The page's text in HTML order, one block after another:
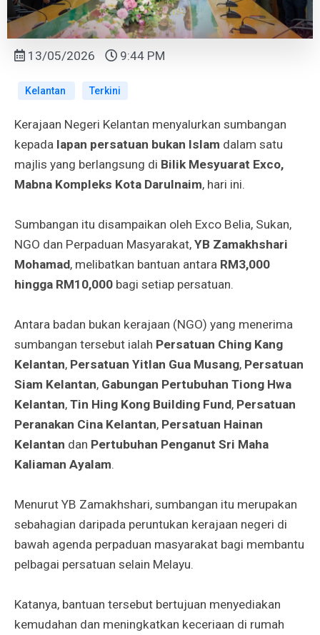
13/05/2026 9:44 PM
Kelantan Terkini
Kerajaan Negeri Kelantan menyalurkan sumbangan
kepada lapan persatuan bukan Islam dalam satu
majlis yang berlangsung di Bilik Mesyuarat Exco,
Mabna Kompleks Kota Darulnaim, hari ini.
Sumbangan itu disampaikan oleh Exco Belia, Sukan,
NGO dan Perpaduan Masyarakat, YB Zamakhshari
Mohamad, melibatkan bantuan antara RM3,000
hingga RM10,000 bagi setiap persatuan.
Antara badan bukan kerajaan (NGO) yang menerima
sumbangan tersebut ialah Persatuan Ching Kang
Kelantan, Persatuan Yitlan Gua Musang, Persatuan
Siam Kelantan, Gabungan Pertubuhan Tiong Hwa
Kelantan, Tin Hing Kong Building Fund, Persatuan
Peranakan Cina Kelantan, Persatuan Hainan
Kelantan dan Pertubuhan Penganut Sri Maha
Kaliaman Ayalam.
Menurut YB Zamakhshari, sumbangan itu merupakan
sebahagian daripada peruntukan kerajaan negeri di
bawah agenda perpaduan masyarakat bagi membantu
pelbagai persatuan selain Melayu.
Katanya, bantuan tersebut bertujuan menyediakan
kemudahan dan meningkatkan keceriaan di rumah